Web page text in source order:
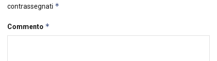
contrassegnati *
Commento *